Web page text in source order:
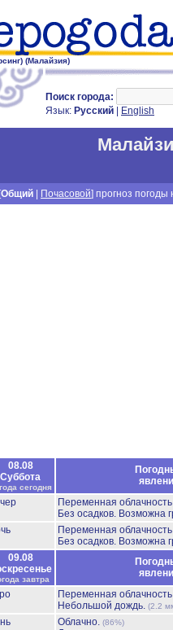
(Малайзия)
Поиск города:
Язык: Русский English
[Общий Почасовой] прогноз погоды
08.08
Суббота
сегодня
Переменная
Без осадков. Возможна
Переменная
Без осадков. Возможна
09.08
завтра
Переменная
Небольшой дождь. (2.2
Облачно. (86%)